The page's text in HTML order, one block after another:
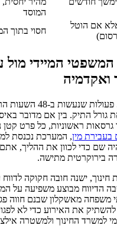
המוסד
אם הוטל
חסוי בתוך
המשפטי המיידי מול
ואקדמיה
הזמן הוא גורם קריטי.
את גורל התיק. בין אם מדובר
גרסאות ראשוניות, כל פרט
מין, המערכת נכנסת
שם כדי לכוון את ההליך,
בירוקרטית מתישה.
חינוך, ישנה חובה חקוקה
הדיווח מבוצע משפיעה על
משפחה מאשקלון שבנם חווה
את האירוע כדי לא
למשרד החינוך ולמשטרה